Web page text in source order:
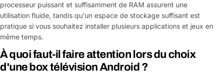
processeur puissant et suffisamment de RAM assurent une
utilisation fluide, tandis qu'un espace de stockage suffisant est
pratique si vous souhaitez installer plusieurs applications et jeux en
même temps.
À quoi faut-il faire attention lors du choix
d'une box télévision Android ?